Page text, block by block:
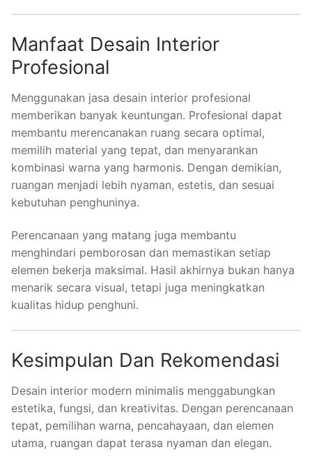
Manfaat Desain Interior
Profesional
Menggunakan jasa desain interior profesional
memberikan banyak keuntungan. Profesional dapat
membantu merencanakan ruang secara optimal,
memilih material yang tepat, dan menyarankan
kombinasi warna yang harmonis. Dengan demikian,
ruangan menjadi lebih nyaman, estetis, dan sesuai
kebutuhan penghuninya.
Perencanaan yang matang juga membantu
menghindari pemborosan dan memastikan setiap
elemen bekerja maksimal. Hasil akhirnya bukan hanya
menarik secara visual, tetapi juga meningkatkan
kualitas hidup penghuni.
Kesimpulan Dan Rekomendasi
Desain interior modern minimalis menggabungkan
estetika, fungsi, dan kreativitas. Dengan perencanaan
tepat, pemilihan warna, pencahayaan, dan elemen
utama, ruangan dapat terasa nyaman dan elegan.